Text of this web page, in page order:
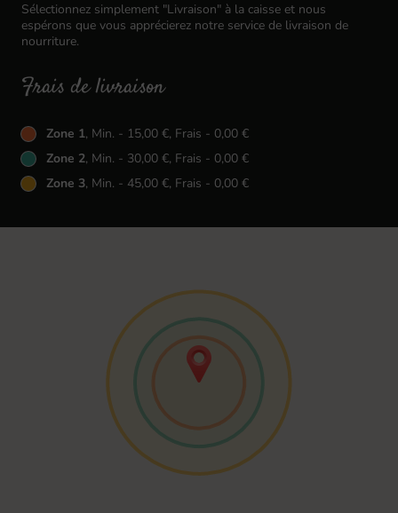
Sélectionnez simplement "Livraison" à la caisse et nous
espérons que vous apprécierez notre service de livraison de
nourriture.
Frais de livraison
Zone 1, Min. - 15,00 €, Frais - 0,00 €
Zone 2, Min. - 30,00 €, Frais - 0,00 €
Zone 3, Min. - 45,00 €, Frais - 0,00 €